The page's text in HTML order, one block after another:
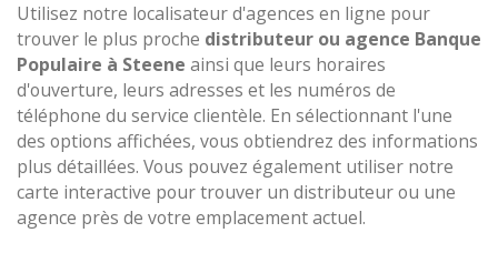
Utilisez notre localisateur d'agences en ligne pour
trouver le plus proche distributeur ou agence Banque
Populaire à Steene ainsi que leurs horaires
d'ouverture, leurs adresses et les numéros de
téléphone du service clientèle. En sélectionnant l'une
des options affichées, vous obtiendrez des informations
plus détaillées. Vous pouvez également utiliser notre
carte interactive pour trouver un distributeur ou une
agence près de votre emplacement actuel.